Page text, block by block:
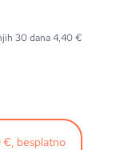
30 dana4,40€
€, besplatno